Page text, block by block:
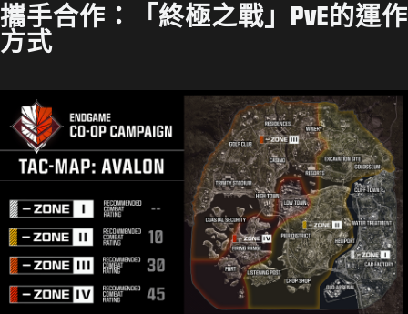
攜手合作：「終極之戰」PvE的運作
方式